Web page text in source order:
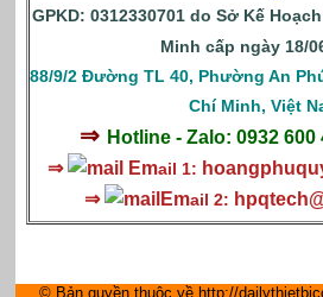
GPKD: 0312330701 do Sở Kế
Minh cấp ngày 18/
88/9/2 Đường TL 40, Phường An
Chí Minh, Việt
⇒ Hotline - Zalo: 0932
⇒
Email 1:
⇒
Email 2: hpqtech
© Bản quyền thuộc về http://